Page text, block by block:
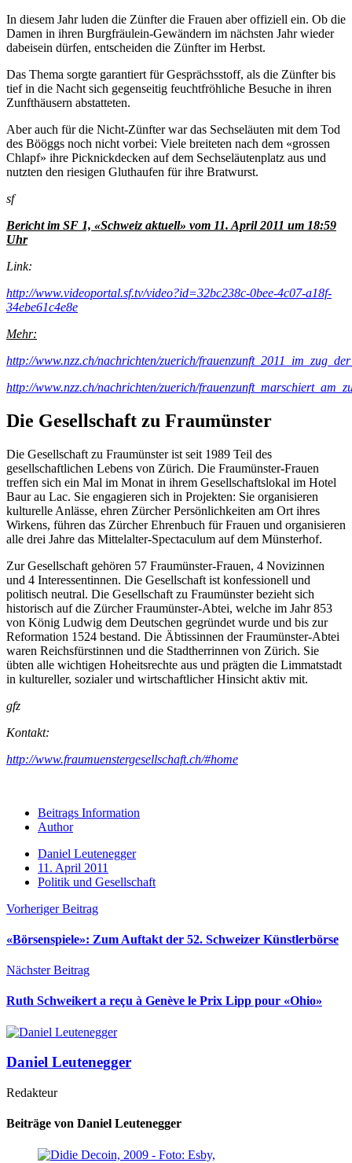
In diesem Jahr luden die Zünfter die Frauen aber offiziell ein. Ob die
Damen in ihren Burgfräulein-Gewändern im nächsten Jahr wieder
dabeisein dürfen, entscheiden die Zünfter im Herbst.
Das Thema sorgte garantiert für Gesprächsstoff, als die Zünfter bis
tief in die Nacht sich gegenseitig feuchtfröhliche Besuche in ihren
Zunfthäusern abstatteten.
Aber auch für die Nicht-Zünfter war das Sechseläuten mit dem Tod
des Bööggs noch nicht vorbei: Viele breiteten nach dem «grossen
Chlapf» ihre Picknickdecken auf dem Sechseläutenplatz aus und
nutzten den riesigen Gluthaufen für ihre Bratwurst.
sf
Bericht im SF 1, «Schweiz aktuell» vom 11. April 2011 um 18:59
Uhr
Link:
http://www.videoportal.sf.tv/video?id=32bc238c-0bee-4c07-a18f-
34ebe61c4e8e
Mehr:
http://www.nzz.ch/nachrichten/zuerich/
http://www.nzz.ch/nachrichten/zuerich/
Die Gesellschaft zu Fraumünster
Die Gesellschaft zu Fraumünster ist seit 1989 Teil des
gesellschaftlichen Lebens von Zürich. Die Fraumünster-Frauen
treffen sich ein Mal im Monat in ihrem Gesellschaftslokal im Hotel
Baur au Lac. Sie engagieren sich in Projekten: Sie organisieren
kulturelle Anlässe, ehren Zürcher Persönlichkeiten am Ort ihres
Wirkens, führen das Zürcher Ehrenbuch für Frauen und organisieren
alle drei Jahre das Mittelalter-Spectaculum auf dem Münsterhof.
Zur Gesellschaft gehören 57 Fraumünster-Frauen, 4 Novizinnen
und 4 Interessentinnen. Die Gesellschaft ist konfessionell und
politisch neutral. Die Gesellschaft zu Fraumünster bezieht sich
historisch auf die Zürcher Fraumünster-Abtei, welche im Jahr 853
von König Ludwig dem Deutschen gegründet wurde und bis zur
Reformation 1524 bestand. Die Äbtissinnen der Fraumünster-Abtei
waren Reichsfürstinnen und die Stadtherrinnen von Zürich. Sie
übten alle wichtigen Hoheitsrechte aus und prägten die Limmatstadt
in kultureller, sozialer und wirtschaftlicher Hinsicht aktiv mit.
gfz
Kontakt:
http://www.fraumuenstergesellschaft.ch/#home
Beitrags Information
Author
Daniel Leutenegger
11. April 2011
Politik und Gesellschaft
Vorheriger Beitrag
«Börsenspiele»: Zum Auftakt der 52. Schweizer Künstlerbörse
Nächster Beitrag
Ruth Schweikert a reçu à Genève le Prix Lipp pour «Ohio»
Daniel Leutenegger
Redakteur
Beiträge von Daniel Leutenegger